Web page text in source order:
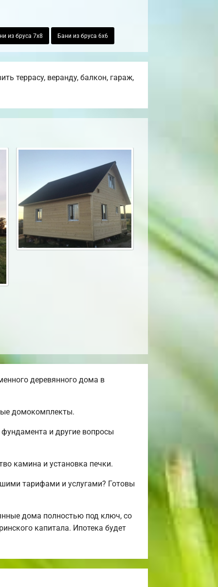
из бруса 7х8 Бани из бруса 6х6
террасу, веранду, балкон, гараж,
деревянного дома в
домокомплекты.
и другие вопросы
камина и установка печки.
тарифами и услугами? Готовы
дома полностью под ключ, со
капитала. Ипотека будет